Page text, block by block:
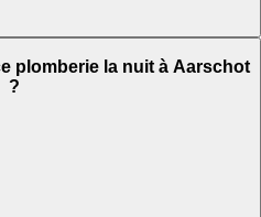
plomberie la nuit à Aarschot
?